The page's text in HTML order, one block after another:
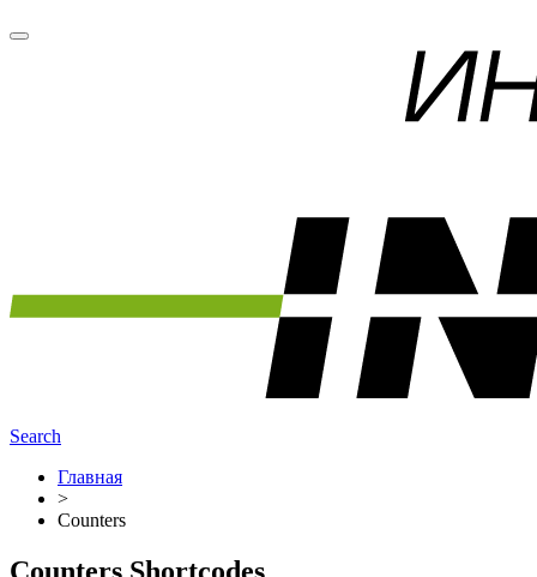
Search
Главная
>
Counters